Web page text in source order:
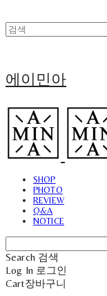
에이민아
SHOP
PHOTO
REVIEW
Q&A
NOTICE
Search 검색
Log In 로그인
Cart장바구니